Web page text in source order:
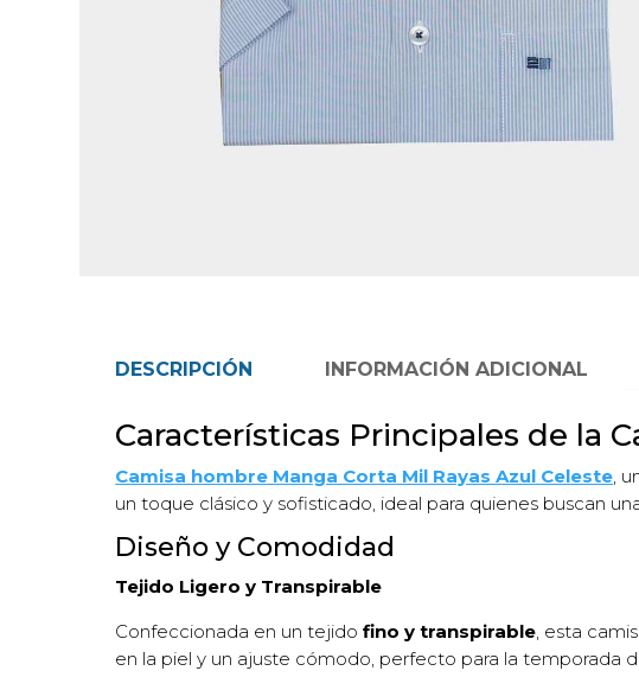
DESCRIPCIÓN INFORMACIÓN ADICIONAL
Características Principales de la
Camisa hombre Manga Corta Mil Rayas Azul Celeste ,
un toque clásico y sofisticado, ideal para quienes buscan
Diseño y Comodidad
Tejido Ligero y Transpirable
Confeccionada en un tejidofino y transpirable , esta
en la piel y un ajuste cómodo, perfecto para la temporada